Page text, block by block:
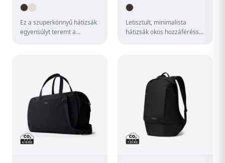
Ez a szuperkönnyű hátizsák
egyensúlyt teremt a
Letisztult, minimalista
hátizsák okos hozzáféréssel